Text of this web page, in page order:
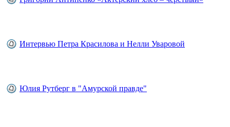
Интервью Петра Красилова и Нелли Уваровой
Юлия Рутберг в "Амурской правде"